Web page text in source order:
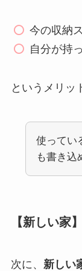
今の収納
自分が持
というメリッ
使ってい
も書き込
【新しい家
次に、 新しい